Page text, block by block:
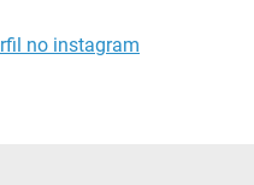
no instagram